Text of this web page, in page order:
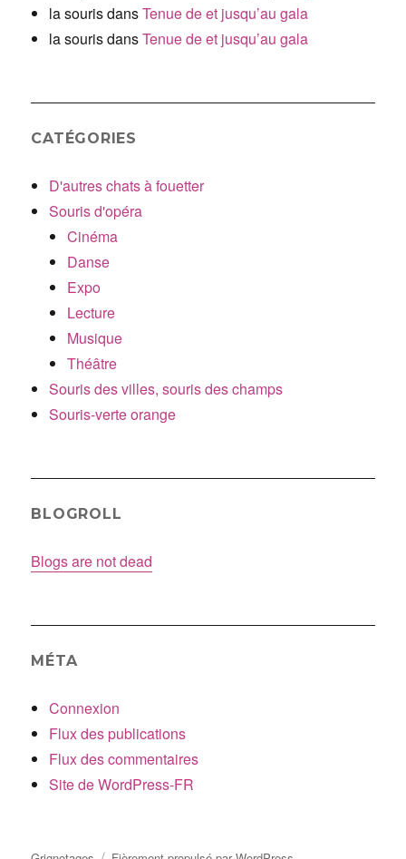
la sourisdansTenue de et jusqu’au gala
la sourisdansTenue de et jusqu’au gala
CATÉGORIES
D'autres chats à fouetter
Souris d'opéra
Cinéma
Danse
Expo
Lecture
Musique
Théâtre
Souris des villes, souris des champs
Souris-verte orange
BLOGROLL
Blogs are not dead
MÉTA
Connexion
Flux des publications
Flux des commentaires
Site de WordPress-FR